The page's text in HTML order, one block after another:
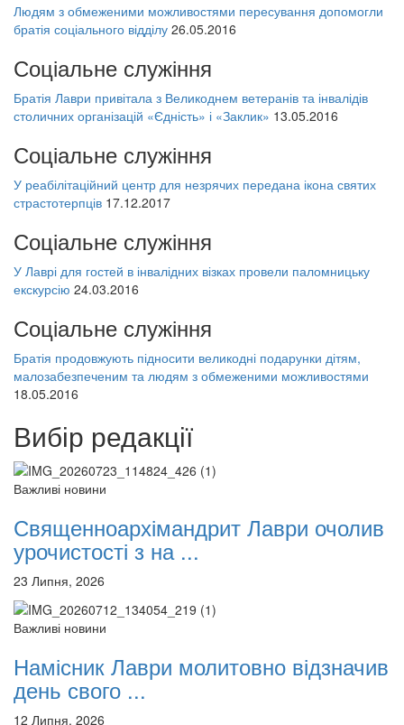
Людям з обмеженими можливостями пересування допомогли
братія соціального відділу 26.05.2016
Соціальне служіння
Братія Лаври привітала з Великоднем ветеранів та інвалідів
столичних організацій «Єдність» і «Заклик» 13.05.2016
Соціальне служіння
У реабілітаційний центр для незрячих передана ікона святих
страстотерпців 17.12.2017
Соціальне служіння
У Лаврі для гостей в інвалідних візках провели паломницьку
екскурсію 24.03.2016
Соціальне служіння
Братія продовжують підносити великодні подарунки дітям,
малозабезпеченим та людям з обмеженими можливостями
18.05.2016
Вибір редакції
Важливі новини
Священноархімандрит Лаври очолив
урочистості з на ...
23 Липня, 2026
Важливі новини
Намісник Лаври молитовно відзначив
день свого ...
12 Липня, 2026